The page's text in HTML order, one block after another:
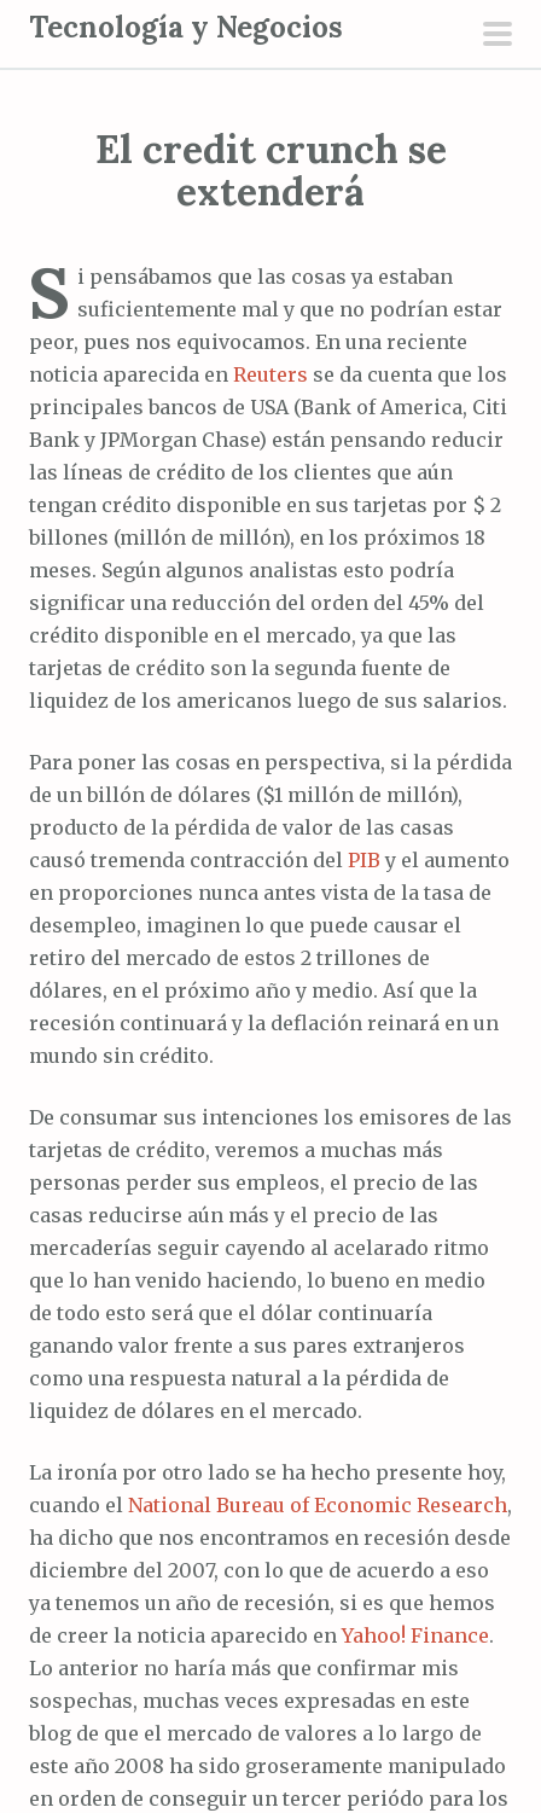
Tecnología y Negocios
El credit crunch se
extenderá
S i pensábamos que las cosas ya estaban
suficientemente mal y que no podrían estar
peor, pues nos equivocamos. En una reciente
noticia aparecida en Reuters se da cuenta que los
principales bancos de USA (Bank of America, Citi
Bank y JPMorgan Chase) están pensando reducir
las líneas de crédito de los clientes que aún
tengan crédito disponible en sus tarjetas por $ 2
billones (millón de millón), en los próximos 18
meses. Según algunos analistas esto podría
significar una reducción del orden del 45% del
crédito disponible en el mercado, ya que las
tarjetas de crédito son la segunda fuente de
liquidez de los americanos luego de sus salarios.
Para poner las cosas en perspectiva, si la pérdida
de un billón de dólares ($1 millón de millón),
producto de la pérdida de valor de las casas
causó tremenda contracción del PIB y el aumento
en proporciones nunca antes vista de la tasa de
desempleo, imaginen lo que puede causar el
retiro del mercado de estos 2 trillones de
dólares, en el próximo año y medio. Así que la
recesión continuará y la deflación reinará en un
mundo sin crédito.
De consumar sus intenciones los emisores de las
tarjetas de crédito, veremos a muchas más
personas perder sus empleos, el precio de las
casas reducirse aún más y el precio de las
mercaderías seguir cayendo al acelarado ritmo
que lo han venido haciendo, lo bueno en medio
de todo esto será que el dólar continuaría
ganando valor frente a sus pares extranjeros
como una respuesta natural a la pérdida de
liquidez de dólares en el mercado.
La ironía por otro lado se ha hecho presente hoy,
cuando el National Bureau of Economic Research,
ha dicho que nos encontramos en recesión desde
diciembre del 2007, con lo que de acuerdo a eso
ya tenemos un año de recesión, si es que hemos
de creer la noticia aparecido enYahoo! Finance.
Lo anterior no haría más que confirmar mis
sospechas, muchas veces expresadas en este
blog de que el mercado de valores a lo largo de
este año 2008 ha sido groseramente manipulado
en orden de conseguir un tercer periódo para los